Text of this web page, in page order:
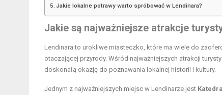
Jakie lokalne potrawy warto spróbować w Lendinara?
Jakie są najważniejsze atrakcje
Lendinara to urokliwe miasteczko, które ma wiele do
otaczającej przyrody. Wśród najważniejszych atrakcji
doskonałą okazję do poznawania lokalnej historii i kultury.
Jednym z najważniejszych miejsc w Lendinarze jest